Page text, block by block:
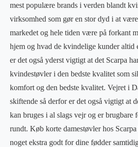
mest populære brands i verden blandt
virksomhed som gør en stor dyd i at
markedet og hele tiden være på forkant
hjem og hvad de kvindelige kunder altid
er det også yderst vigtigt at det Scarpa
kvindestøvler i den bedste kvalitet som
komfort og den bedste kvalitet. Vejret i
skiftende så derfor er det også vigtigt at
kan bruges i al slags vejr og er brugbare
rundt. Køb korte damestøvler hos
noget ekstra godt for dine fødder